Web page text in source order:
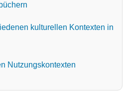
kulturellen Kontexten in
Nutzungskontexten